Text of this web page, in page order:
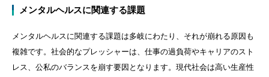
メンタルヘルスに関連する課題
メンタルヘルスに関連する課題は多岐にわたり、それが崩れる原因も
複雑です。社会的なプレッシャーは、仕事の過負荷やキャリアのスト
レス、公私のバランスを崩す要因となります。現代社会は高い生産性